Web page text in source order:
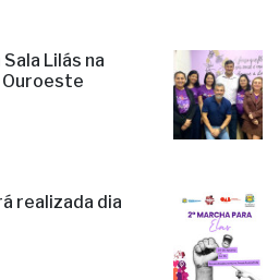
Lilás na
Ouroeste
realizada dia